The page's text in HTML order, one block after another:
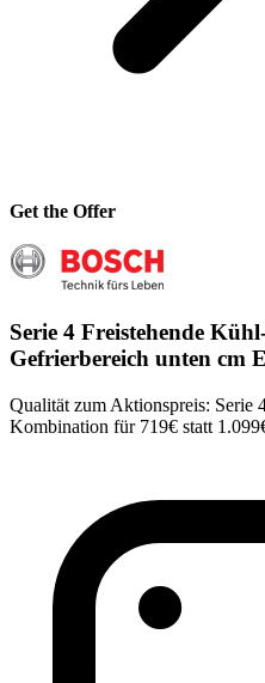
Get the Offer
Serie 4 Freistehende
Gefrierbereich unten cm
Qualität zum Aktionspreis: Serie
Kombination für 719€ statt